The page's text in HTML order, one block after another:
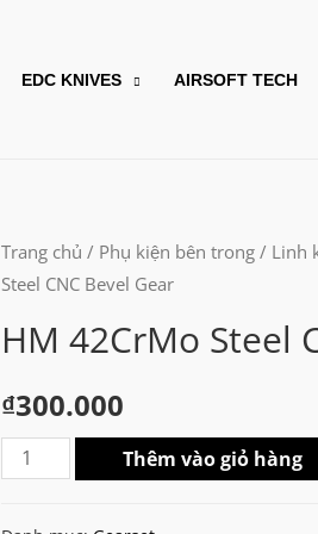
EDC KNIVES AIRSOFT TECH
Trang chủ / Phụ kiện bên trong / Linh
Steel CNC Bevel Gear
HM 42CrMo Steel
₫300.000
HM
42CrMo
Thêm vào giỏ hàng